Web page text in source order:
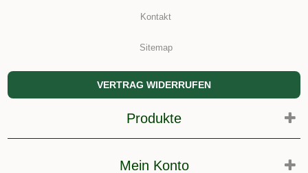
Kontakt
Sitemap
VERTRAG WIDERRUFEN
Produkte
Mein Konto